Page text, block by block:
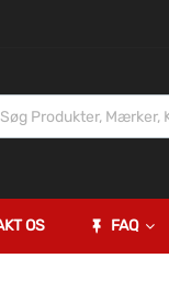
OS FAQ